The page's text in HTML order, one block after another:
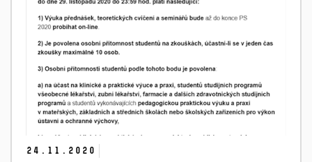
24. 11. 2020